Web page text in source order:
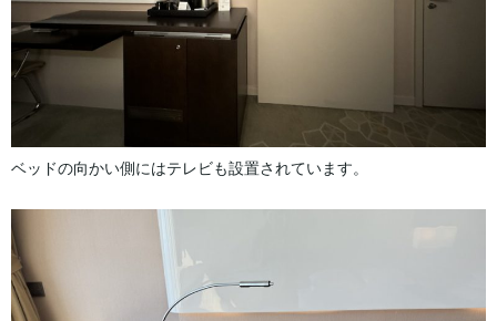
ベッドの向かい側にはテレビも設置されています。